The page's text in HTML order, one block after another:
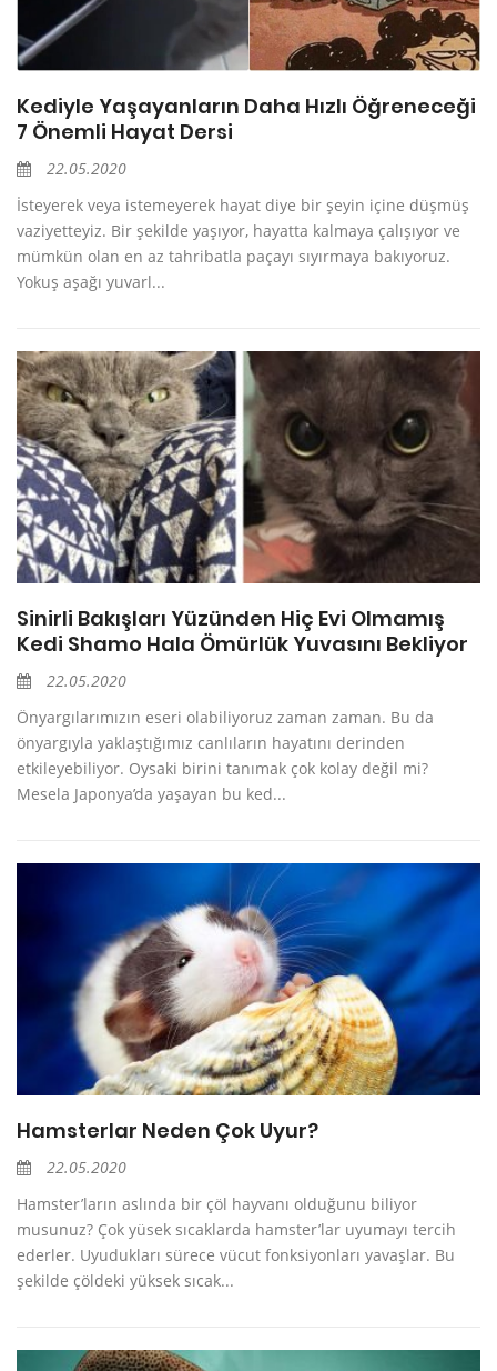
Kediyle Yaşayanların Daha Hızlı Öğreneceği
7 Önemli Hayat Dersi
22.05.2020
İsteyerek veya istemeyerek hayat diye bir şeyin içine düşmüş
vaziyetteyiz. Bir şekilde yaşıyor, hayatta kalmaya çalışıyor ve
mümkün olan en az tahribatla paçayı sıyırmaya bakıyoruz.
Yokuş aşağı yuvarl...
Sinirli Bakışları Yüzünden Hiç Evi Olmamış
Kedi Shamo Hala Ömürlük Yuvasını Bekliyor
22.05.2020
Önyargılarımızın eseri olabiliyoruz zaman zaman. Bu da
önyargıyla yaklaştığımız canlıların hayatını derinden
etkileyebiliyor. Oysaki birini tanımak çok kolay değil mi?
Mesela Japonya’da yaşayan bu ked...
Hamsterlar Neden Çok Uyur?
22.05.2020
Hamster’ların aslında bir çöl hayvanı olduğunu biliyor
musunuz? Çok yüsek sıcaklarda hamster’lar uyumayı tercih
ederler. Uyudukları sürece vücut fonksiyonları yavaşlar. Bu
şekilde çöldeki yüksek sıcak...